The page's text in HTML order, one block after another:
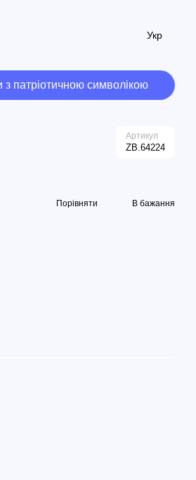
Укр
з патріотичною символікою
Артикул
ZB.64224
Порівняти В бажання